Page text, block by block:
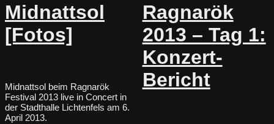
Midnattsol
[Fotos]
Midnattsol beim Ragnarök
Festival 2013 live in Concert in
der Stadthalle Lichtenfels am 6.
April 2013.
Ragnarök
2013 – Tag 1:
Konzert-
Bericht